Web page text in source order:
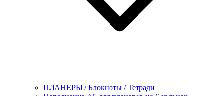
ПЛАНЕРЫ / Блокноты / Тетради